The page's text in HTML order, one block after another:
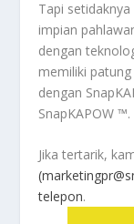
Tapi
impian
dengan
memiliki
dengan
SnapKAPOW ™.
Jika tertarik,
telepon.